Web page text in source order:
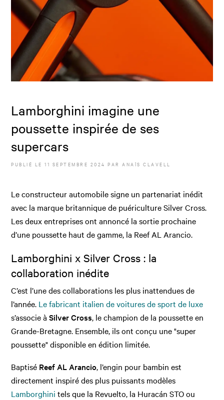
Lamborghini imagine une
poussette inspirée de ses
supercars
PUBLIÉ LE11 SEPTEMBRE 2024 PARANAÏS CLAVELL
Le constructeur automobile signe un partenariat inédit
avec la marque britannique de puériculture Silver Cross.
Les deux entreprises ont annoncé la sortie prochaine
d’une poussette haut de gamme, la Reef AL Arancio.
Lamborghini x Silver Cross : la
collaboration inédite
C’est l’une des collaborations les plus inattendues de
l’année. Le fabricant italien de voitures de sport de luxe
s’associe àSilver Cross, le champion de la poussette en
Grande-Bretagne. Ensemble, ils ont conçu une "super
poussette" disponible en édition limitée.
Baptisé Reef AL Arancio, l’engin pour bambin est
directement inspiré des plus puissants modèles
Lamborghini tels que la Revuelto, la Huracán STO ou